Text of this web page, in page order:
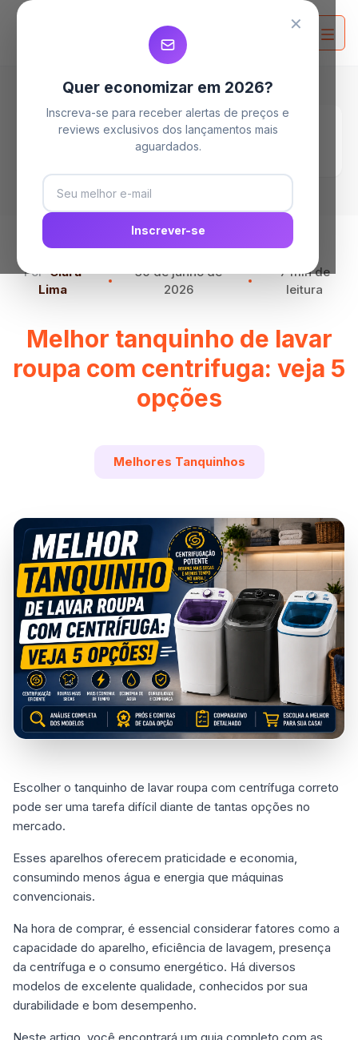
Home
Blog
Melhor tanquinho de lavar roupa com
centrifuga: veja 5 opções
Por Clara
Lima
30 de junho de
2026
7 min de
leitura
Melhor tanquinho de lavar
roupa com centrifuga: veja 5
opções
Melhores Tanquinhos
Escolher o tanquinho de lavar roupa com centrífuga correto
pode ser uma tarefa difícil diante de tantas opções no
mercado.
Esses aparelhos oferecem praticidade e economia,
consumindo menos água e energia que máquinas
convencionais.
Na hora de comprar, é essencial considerar fatores como a
capacidade do aparelho, eficiência de lavagem, presença
da centrífuga e o consumo energético. Há diversos
modelos de excelente qualidade, conhecidos por sua
durabilidade e bom desempenho.
✕
Quer economizar em 2026?
Inscreva-se para receber alertas de preços e
reviews exclusivos dos lançamentos mais
aguardados.
Inscrever-se